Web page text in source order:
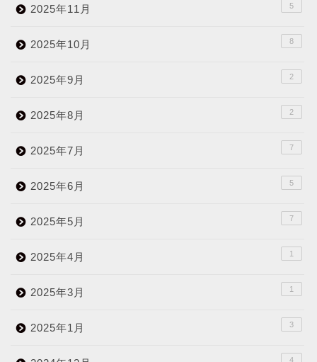
2025年11月 5
2025年10月 8
2025年9月 2
2025年8月 2
2025年7月 7
2025年6月 5
2025年5月 7
2025年4月 1
2025年3月 1
2025年1月 3
4